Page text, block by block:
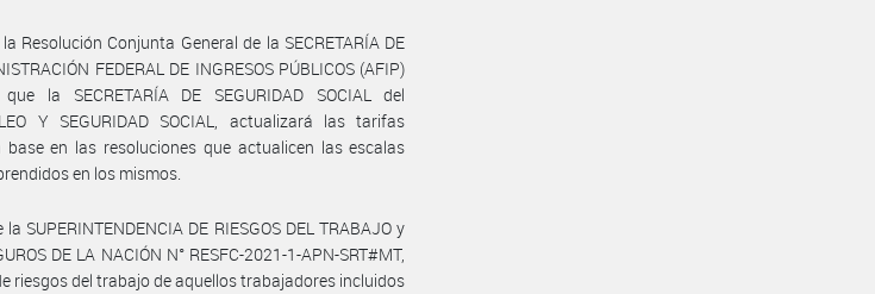
Resolución Conjunta General de la SECRETARÍA DE
FEDERAL DE INGRESOS PÚBLICOS (AFIP)
la SECRETARÍA DE SEGURIDAD SOCIAL del
Y SEGURIDAD SOCIAL, actualizará las tarifas
en las resoluciones que actualicen las escalas
en los mismos.
SUPERINTENDENCIA DE RIESGOS DEL TRABAJO y
DE LA NACIÓN N° RESFC-2021-1-APN-SRT#MT,
riesgos del trabajo de aquellos trabajadores incluidos